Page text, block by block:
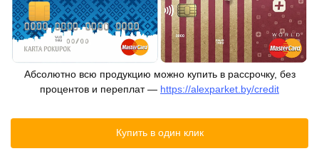
Абсолютно всю продукцию можно купить в рассрочку, без
процентов и переплат — https://alexparket.by/credit
Купить в один клик